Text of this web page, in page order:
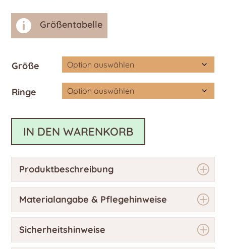
 Größentabelle
Größe
Ringe
IN DEN WARENKORB
Produktbeschreibung
Materialangabe & Pflegehinweise
Sicherheitshinweise